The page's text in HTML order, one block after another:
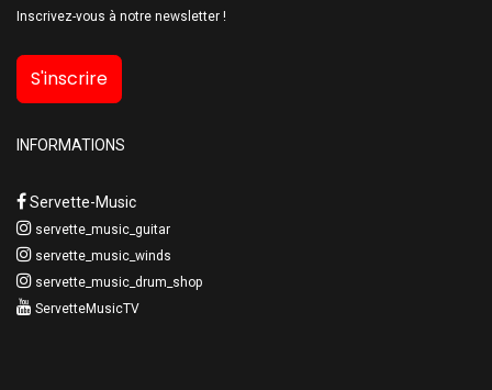
Inscrivez-vous à notre newsletter !
S'inscrire
INFORMATIONS
Servette-Music
servette_music_guitar
servette_music_winds
servette_music_drum_shop
ServetteMusicTV